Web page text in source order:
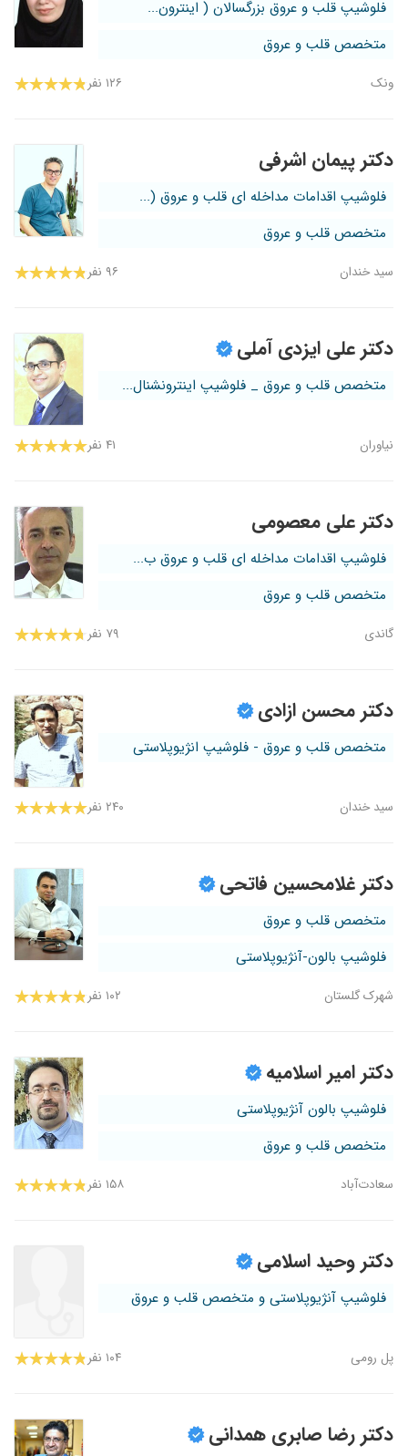
فلوشیپ قلب و عروق بزرگسالان ( اینترون...
متخصص قلب و عروق
ونک ۱۲۶ نفر
دکتر پیمان اشرفی
فلوشیپ اقدامات مداخله ای قلب و عروق (...
متخصص قلب و عروق
سید خندان ۹۶ نفر
دکتر علی ایزدی آملی
متخصص قلب و عروق _ فلوشیپ اینترونشنال...
نیاوران ۴۱ نفر
دکتر علی معصومی
فلوشیپ اقدامات مداخله ای قلب و عروق ب...
متخصص قلب و عروق
گاندی ۷۹ نفر
دکتر محسن ازادی
متخصص قلب و عروق - فلوشیپ انژیوپلاستی
سید خندان ۲۴۰ نفر
دکتر غلامحسین فاتحی
متخصص قلب و عروق
فلوشیپ بالون-آنژیوپلاستی
شهرک گلستان ۱۰۲ نفر
دکتر امیر اسلامیه
فلوشیپ بالون آنژیوپلاستی
متخصص قلب و عروق
سعادت‌آباد ۱۵۸ نفر
دکتر وحید اسلامی
فلوشیپ آنژیوپلاستی و متخصص قلب و عروق
پل رومی ۱۰۴ نفر
دکتر رضا صابری همدانی